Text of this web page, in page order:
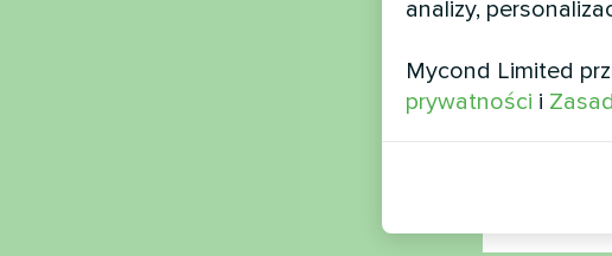
Nazwa
analizy,
Mycond Limited
prywatności i